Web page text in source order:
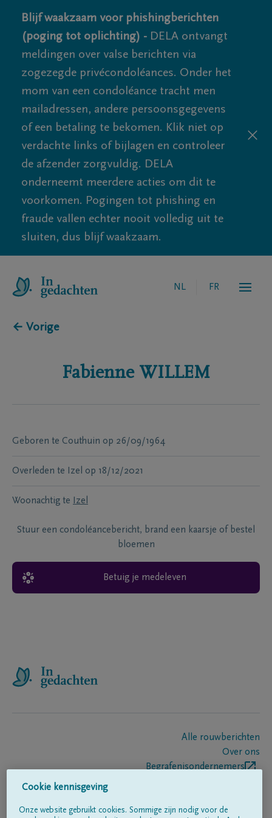
Blijf waakzaam voor phishingberichten
(poging tot oplichting) - DELA ontvangt
meldingen over valse berichten via
zogezegde privécondoléances. Onder het
mom van een condoléance tracht men
mailadressen, andere persoonsgegevens
of een betaling te bekomen. Klik niet op
verdachte links of bijlagen en controleer
de afzender zorgvuldig. DELA
onderneemt meerdere acties om dit te
voorkomen. Pogingen tot phishing en
fraude vallen echter nooit volledig uit te
sluiten, dus blijf waakzaam.
NL FR
← Vorige
Fabienne WILLEM
Geboren te Couthuin op 26/09/1964
Overleden te Izel op 18/12/2021
Woonachtig te Izel
Stuur een condoléancebericht, brand een kaarsje of bestel
bloemen
Betuig je medeleven
Alle rouwberichten
Over ons
Begrafenisondernemers
Cookie kennisgeving
Onze website gebruikt cookies. Sommige zijn nodig voor de